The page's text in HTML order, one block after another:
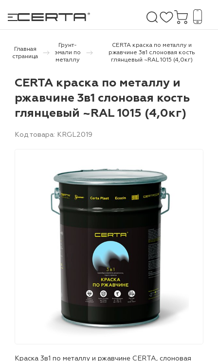
и дачи
бетону,
и эмали
Главная
страница
Грунт-
эмали по
металлу
CERTA краска по металлу и
ржавчине 3в1 слоновая кость
глянцевый ~RAL 1015 (4,0кг)
CERTA краска по металлу и
ржавчине 3в1 слоновая кость
глянцевый ~RAL 1015 (4,0кг)
Код товара: KRGL2019
Краска 3в1 по металлу и ржавчине CERTA, слоновая